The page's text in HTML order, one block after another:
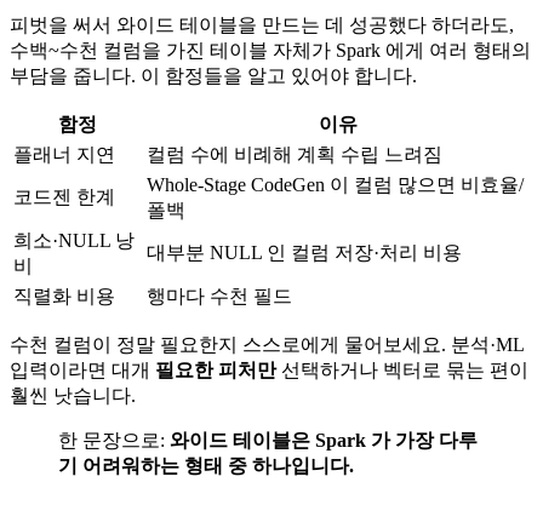
피벗을 써서 와이드 테이블을 만드는 데 성공했다 하더라도,
수백~수천 컬럼을 가진 테이블 자체가 Spark 에게 여러 형태의
부담을 줍니다. 이 함정들을 알고 있어야 합니다.
함정
이유
플래너 지연
컬럼 수에 비례해 계획 수립 느려짐
코드젠 한계
Whole-Stage CodeGen 이 컬럼 많으면 비효율/
폴백
희소·NULL 낭
비
대부분 NULL 인 컬럼 저장·처리 비용
직렬화 비용 행마다 수천 필드
수천 컬럼이 정말 필요한지 스스로에게 물어보세요. 분석·ML
입력이라면 대개 필요한 피처만선택하거나 벡터로 묶는 편이
훨씬 낫습니다.
한 문장으로: 와이드 테이블은 Spark 가 가장 다루
기 어려워하는 형태 중 하나입니다.